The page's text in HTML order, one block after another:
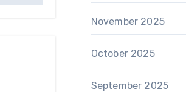
November 2025
October 2025
September 2025